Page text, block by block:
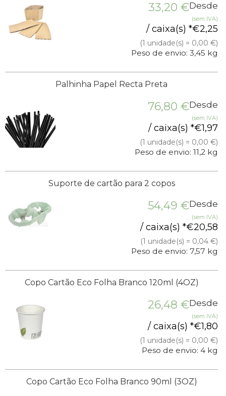
Desde
33,20 €
(sem IVA)
2,25
€
/ caixa(s) *
(1 unidade(s) = 0,00 €)
Peso de envio: 3,45 kg
Palhinha Papel Recta Preta
Desde
76,80 €
(sem IVA)
1,97
€
/ caixa(s) *
(1 unidade(s) = 0,00 €)
Peso de envio: 11,2 kg
Suporte de cartão para 2 copos
Desde
54,49 €
(sem IVA)
20,58
€
/ caixa(s) *
(1 unidade(s) = 0,04 €)
Peso de envio: 7,57 kg
Copo Cartão Eco Folha Branco 120ml (4OZ)
Desde
26,48 €
(sem IVA)
1,80
€
/ caixa(s) *
(1 unidade(s) = 0,00 €)
Peso de envio: 4 kg
Copo Cartão Eco Folha Branco 90ml (3OZ)